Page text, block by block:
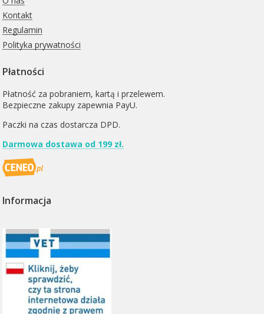
Kontakt
Regulamin
Polityka prywatności
Płatności
Płatność za pobraniem, kartą i przelewem.
Bezpieczne zakupy zapewnia PayU.
Paczki na czas dostarcza DPD.
Darmowa dostawa od 199 zł.
Informacja